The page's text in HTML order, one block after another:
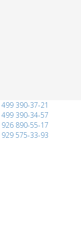
390-37-21
390-34-57
890-55-17
575-33-93